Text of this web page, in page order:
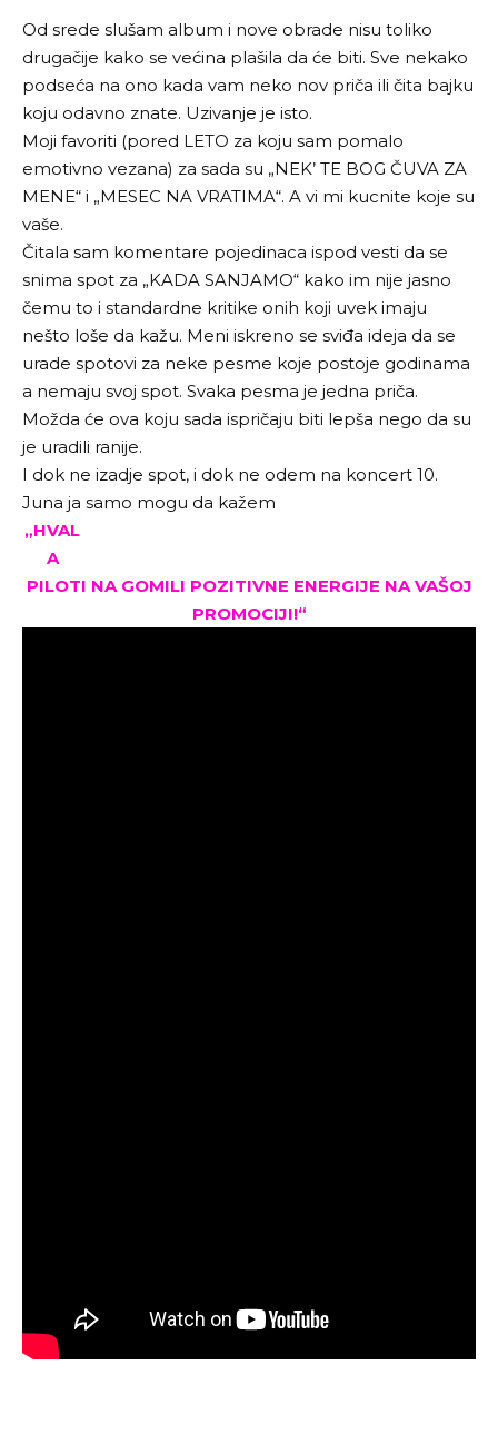
Od srede slušam album i nove obrade nisu toliko
drugačije kako se većina plašila da će biti. Sve nekako
podseća na ono kada vam neko nov priča ili čita bajku
koju odavno znate. Uzivanje je isto.
Moji favoriti (pored LETO za koju sam pomalo
emotivno vezana) za sada su „NEK’ TE BOG ČUVA ZA
MENE“ i „MESEC NA VRATIMA“. A vi mi kucnite koje su
vaše.
Čitala sam komentare pojedinaca ispod vesti da se
snima spot za „KADA SANJAMO“ kako im nije jasno
čemu to i standardne kritike onih koji uvek imaju
nešto loše da kažu. Meni iskreno se sviđa ideja da se
urade spotovi za neke pesme koje postoje godinama
a nemaju svoj spot. Svaka pesma je jedna priča.
Možda će ova koju sada ispričaju biti lepša nego da su
je uradili ranije.
I dok ne izadje spot, i dok ne odem na koncert 10.
Juna ja samo mogu da kažem
„HVAL
A
PILOTI NA GOMILI POZITIVNE ENERGIJE NA VAŠOJ
PROMOCIJI!“